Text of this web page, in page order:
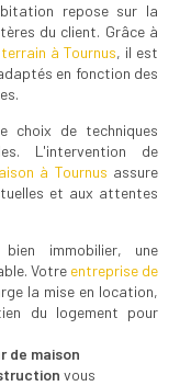
repose sur la
du client. Grâce à
à Tournus, il est
en fonction des
choix de techniques
L'intervention de
à Tournus assure
et aux attentes
immobilier, une
Votre entreprise de
la mise en location,
du logement pour
de maison
vous